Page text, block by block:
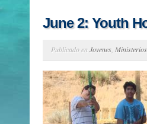
June 2: Youth
Publicado en Jovenes Ministerios